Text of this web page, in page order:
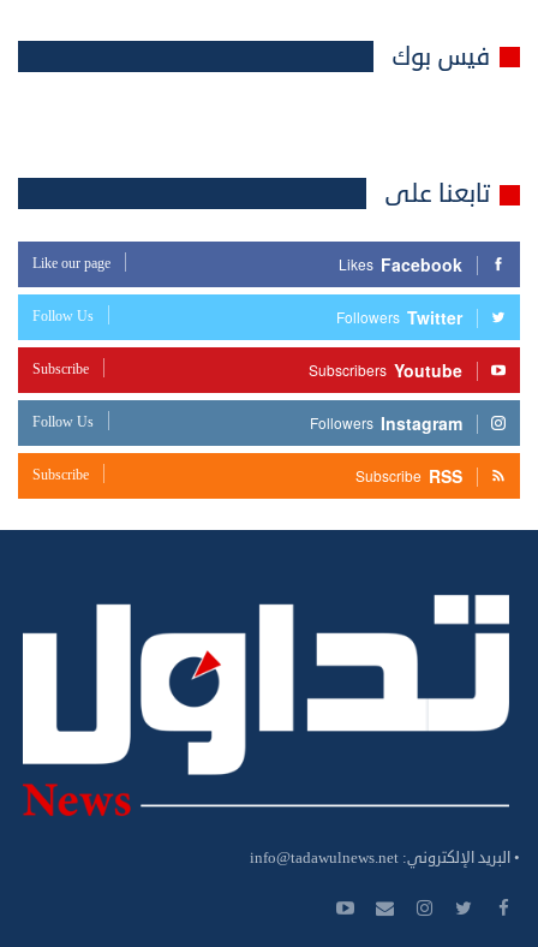
فيس بوك
تابعنا على
Facebook
Likes
Like our page
Twitter
Followers
Follow Us
Youtube
Subscribers
Subscribe
Instagram
Followers
Follow Us
RSS
Subscribe
Subscribe
• البريد الإلكتروني: info@tadawulnews.net